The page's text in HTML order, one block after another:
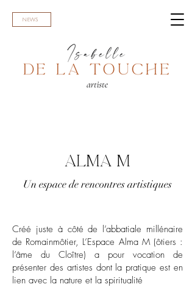
NEWS
ALMA M
Un espace de rencontres artistiques
Créé juste à côté de l’abbatiale millénaire
de Romainmôtier, L’Espace Alma M (ôtiers :
l’âme du Cloître) a pour vocation de
présenter des artistes dont la pratique est en
lien avec la nature et la spiritualité